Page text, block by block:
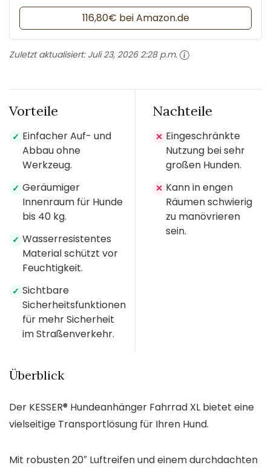
116,80€ bei Amazon.de
Zuletzt aktualisiert: Juli 23, 2026 2:28 p.m.
Vorteile
✓ Einfacher Auf- und
Abbau ohne
Werkzeug.
✓ Geräumiger
Innenraum für Hunde
bis 40 kg.
✓ Wasserresistentes
Material schützt vor
Feuchtigkeit.
✓ Sichtbare
Sicherheitsfunktionen
für mehr Sicherheit
im Straßenverkehr.
Nachteile
✕ Eingeschränkte
Nutzung bei sehr
großen Hunden.
✕ Kann in engen
Räumen schwierig
zu manövrieren
sein.
Überblick
Der KESSER® Hundeanhänger Fahrrad XL bietet eine
vielseitige Transportlösung für Ihren Hund.
Mit robusten 20″ Luftreifen und einem durchdachten